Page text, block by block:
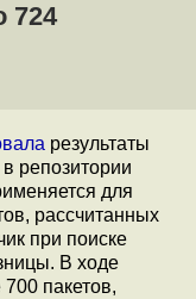
724
результаты
в репозитории
для
рассчитанных
при поиске
В ходе
пакетов,